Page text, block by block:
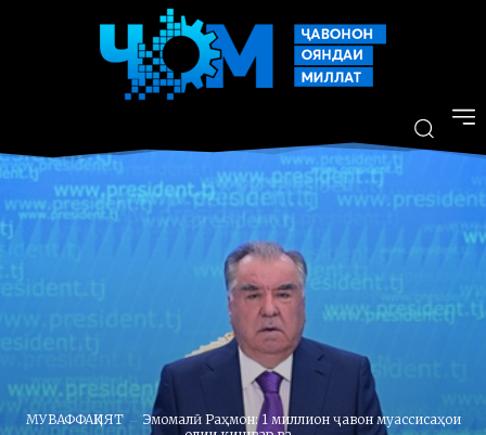
МУВАФФАҚИЯТ
Эмомалӣ Раҳмон: 1 миллион ҷавон муассисаҳои